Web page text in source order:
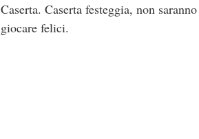
Caserta. Caserta festeggia, non
giocare felici.